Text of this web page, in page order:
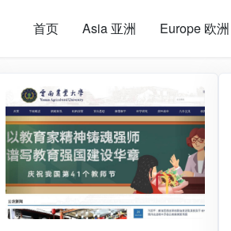
首页 Asia 亚洲 Europe 欧洲